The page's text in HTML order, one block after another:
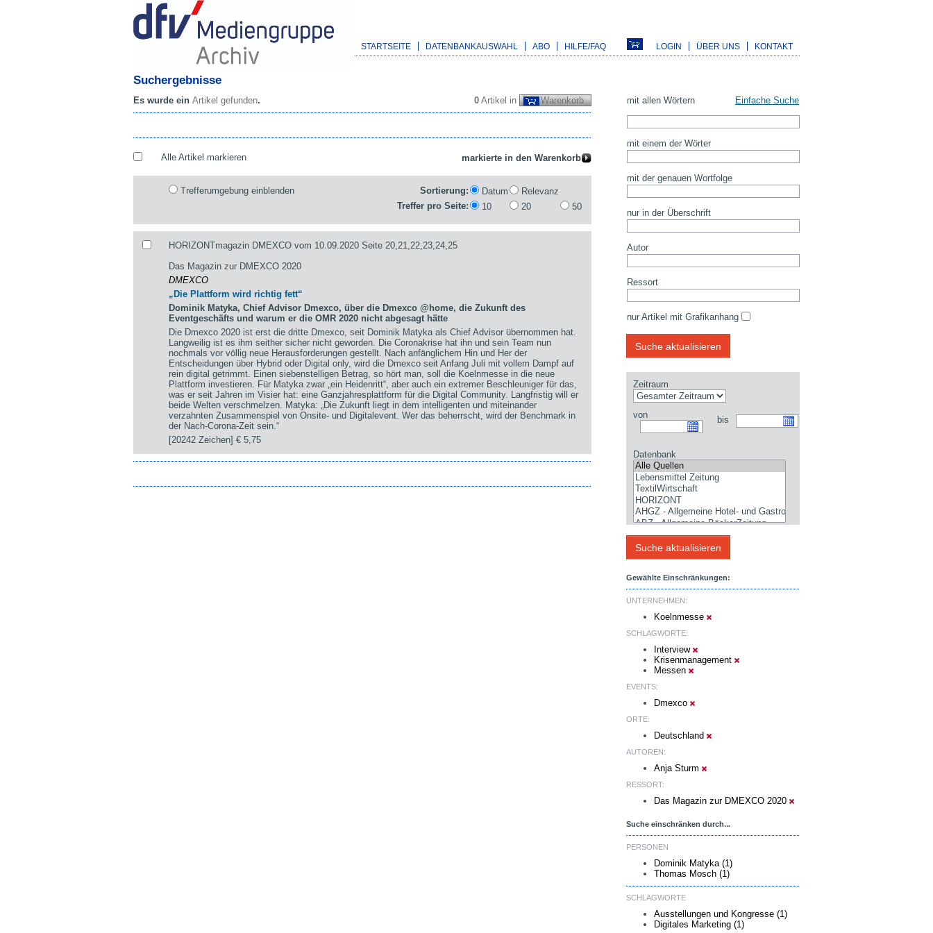
STARTSEITE DATENBANKAUSWAHL ABO HILFE/FAQ LOGIN ÜBER UNS KONTAKT
Suchergebnisse
0 Artikel in Warenkorb
Es wurde ein Artikel gefunden.
Alle Artikel markieren
Trefferumgebung einblenden Sortierung: Datum
Relevanz
Treffer pro Seite:
10 20 50
HORIZONTmagazin DMEXCO vom 10.09.2020 Seite 20,21,22,23,24,25
Das Magazin zur DMEXCO 2020
DMEXCO
„Die Plattform wird richtig fett“
Dominik Matyka, Chief Advisor Dmexco, über die Dmexco @home, die Zukunft des
Eventgeschäfts und warum er die OMR 2020 nicht abgesagt hätte
Die Dmexco 2020 ist erst die dritte Dmexco, seit Dominik Matyka als Chief Advisor übernommen hat.
Langweilig ist es ihm seither sicher nicht geworden. Die Coronakrise hat ihn und sein Team nun
nochmals vor völlig neue Herausforderungen gestellt. Nach anfänglichem Hin und Her der
Entscheidungen über Hybrid oder Digital only, wird die Dmexco seit Anfang Juli mit vollem Dampf auf
rein digital getrimmt. Einen siebenstelligen Betrag, so hört man, soll die Koelnmesse in die neue
Plattform investieren. Für Matyka zwar „ein Heidenritt“, aber auch ein extremer Beschleuniger für das,
was er seit Jahren im Visier hat: eine Ganzjahresplattform für die Digital Community. Langfristig will er
beide Welten verschmelzen. Matyka: „Die Zukunft liegt in dem intelligenten und miteinander
verzahnten Zusammenspiel von Onsite- und Digitalevent. Wer das beherrscht, wird der Benchmark in
der Nach-Corona-Zeit sein.“
[20242 Zeichen]€ 5,75
mit allen Wörtern Einfache Suche
mit einem der Wörter
mit der genauen Wortfolge
nur in der Überschrift
Autor
Ressort
nur Artikel mit Grafikanhang
Zeitraum
von bis
Datenbank
Gewählte Einschränkungen:
UNTERNEHMEN:
Koelnmesse
SCHLAGWORTE:
Interview
Krisenmanagement
Messen
EVENTS:
Dmexco
ORTE:
Deutschland
AUTOREN:
Anja Sturm
RESSORT:
Das Magazin zur DMEXCO 2020
Suche einschränken durch...
PERSONEN
Dominik Matyka (1)
Thomas Mosch (1)
SCHLAGWORTE
Ausstellungen und Kongresse (1)
Digitales Marketing (1)